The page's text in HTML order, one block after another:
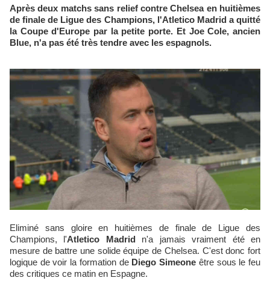
Après deux matchs sans relief contre Chelsea en huitièmes
de finale de Ligue des Champions, l'Atletico Madrid a quitté
la Coupe d'Europe par la petite porte. Et Joe Cole, ancien
Blue, n'a pas été très tendre avec les espagnols.
Eliminé sans gloire en huitièmes de finale de Ligue des
Champions, l'Atletico Madrid n'a jamais vraiment été en
mesure de battre une solide équipe de Chelsea. C'est donc fort
logique de voir la formation de Diego Simeone être sous le feu
des critiques ce matin en Espagne.